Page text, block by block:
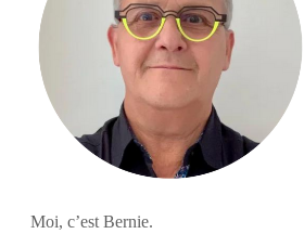
Moi, c’est Bernie.